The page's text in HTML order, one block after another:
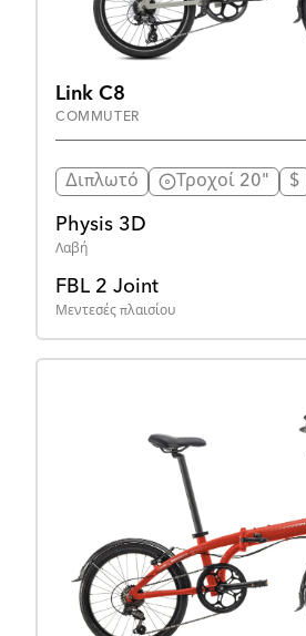
Link C8
COMMUTER
Διπλωτό Τροχοί 20" $
Physis 3D
Λαβή
FBL 2 Joint
Μεντεσές πλαισίου